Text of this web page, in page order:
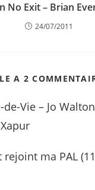
No Exit – Brian
24/07/2011
A 2
de-Vie – Jo
ma PAL